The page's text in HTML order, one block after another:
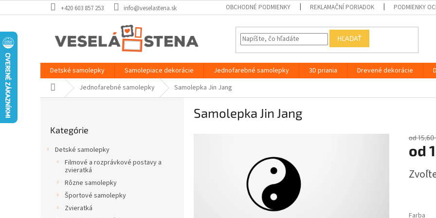
na
+420 603 857 253 info@veselastena.sk OBCHODNÉ PODMIENKY REKLAMAČNÍ PORIADOK PODMIENKY
HĽADAŤ
Detské samolepky Samolepiace dekorácie Jednofarebné samolepky 3D priania Drevené dekorácie
Domov Jednofarebné samolepky Samolepka Jin Jang
kategórie
Kategórie
Detské samolepky
Filmové a rozprávkové postavy a
zvieratká
Rôzne samolepky
Športové samolepky
Zvieratká
Samolepka Jin Jang
od 15,60
od
cena:
Farba